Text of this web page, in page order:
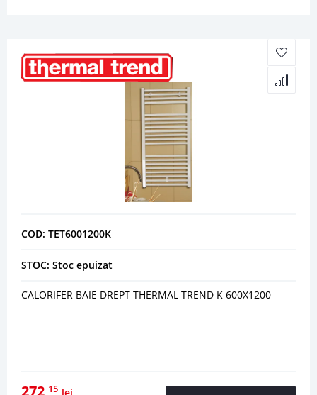
COD: TET6001200K
STOC: Stoc epuizat
CALORIFER BAIE DREPT THERMAL TREND K 600X1200
272 15